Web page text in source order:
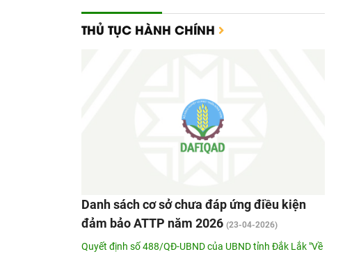
THỦ TỤC HÀNH CHÍNH
Danh sách cơ sở chưa đáp ứng điều kiện
đảm bảo ATTP năm 2026 (23-04-2026)
Quyết định số 488/QĐ-UBND của UBND tỉnh Đắk Lắk "Về